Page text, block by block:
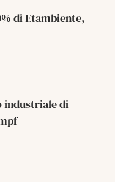
di Etambiente,
industriale di